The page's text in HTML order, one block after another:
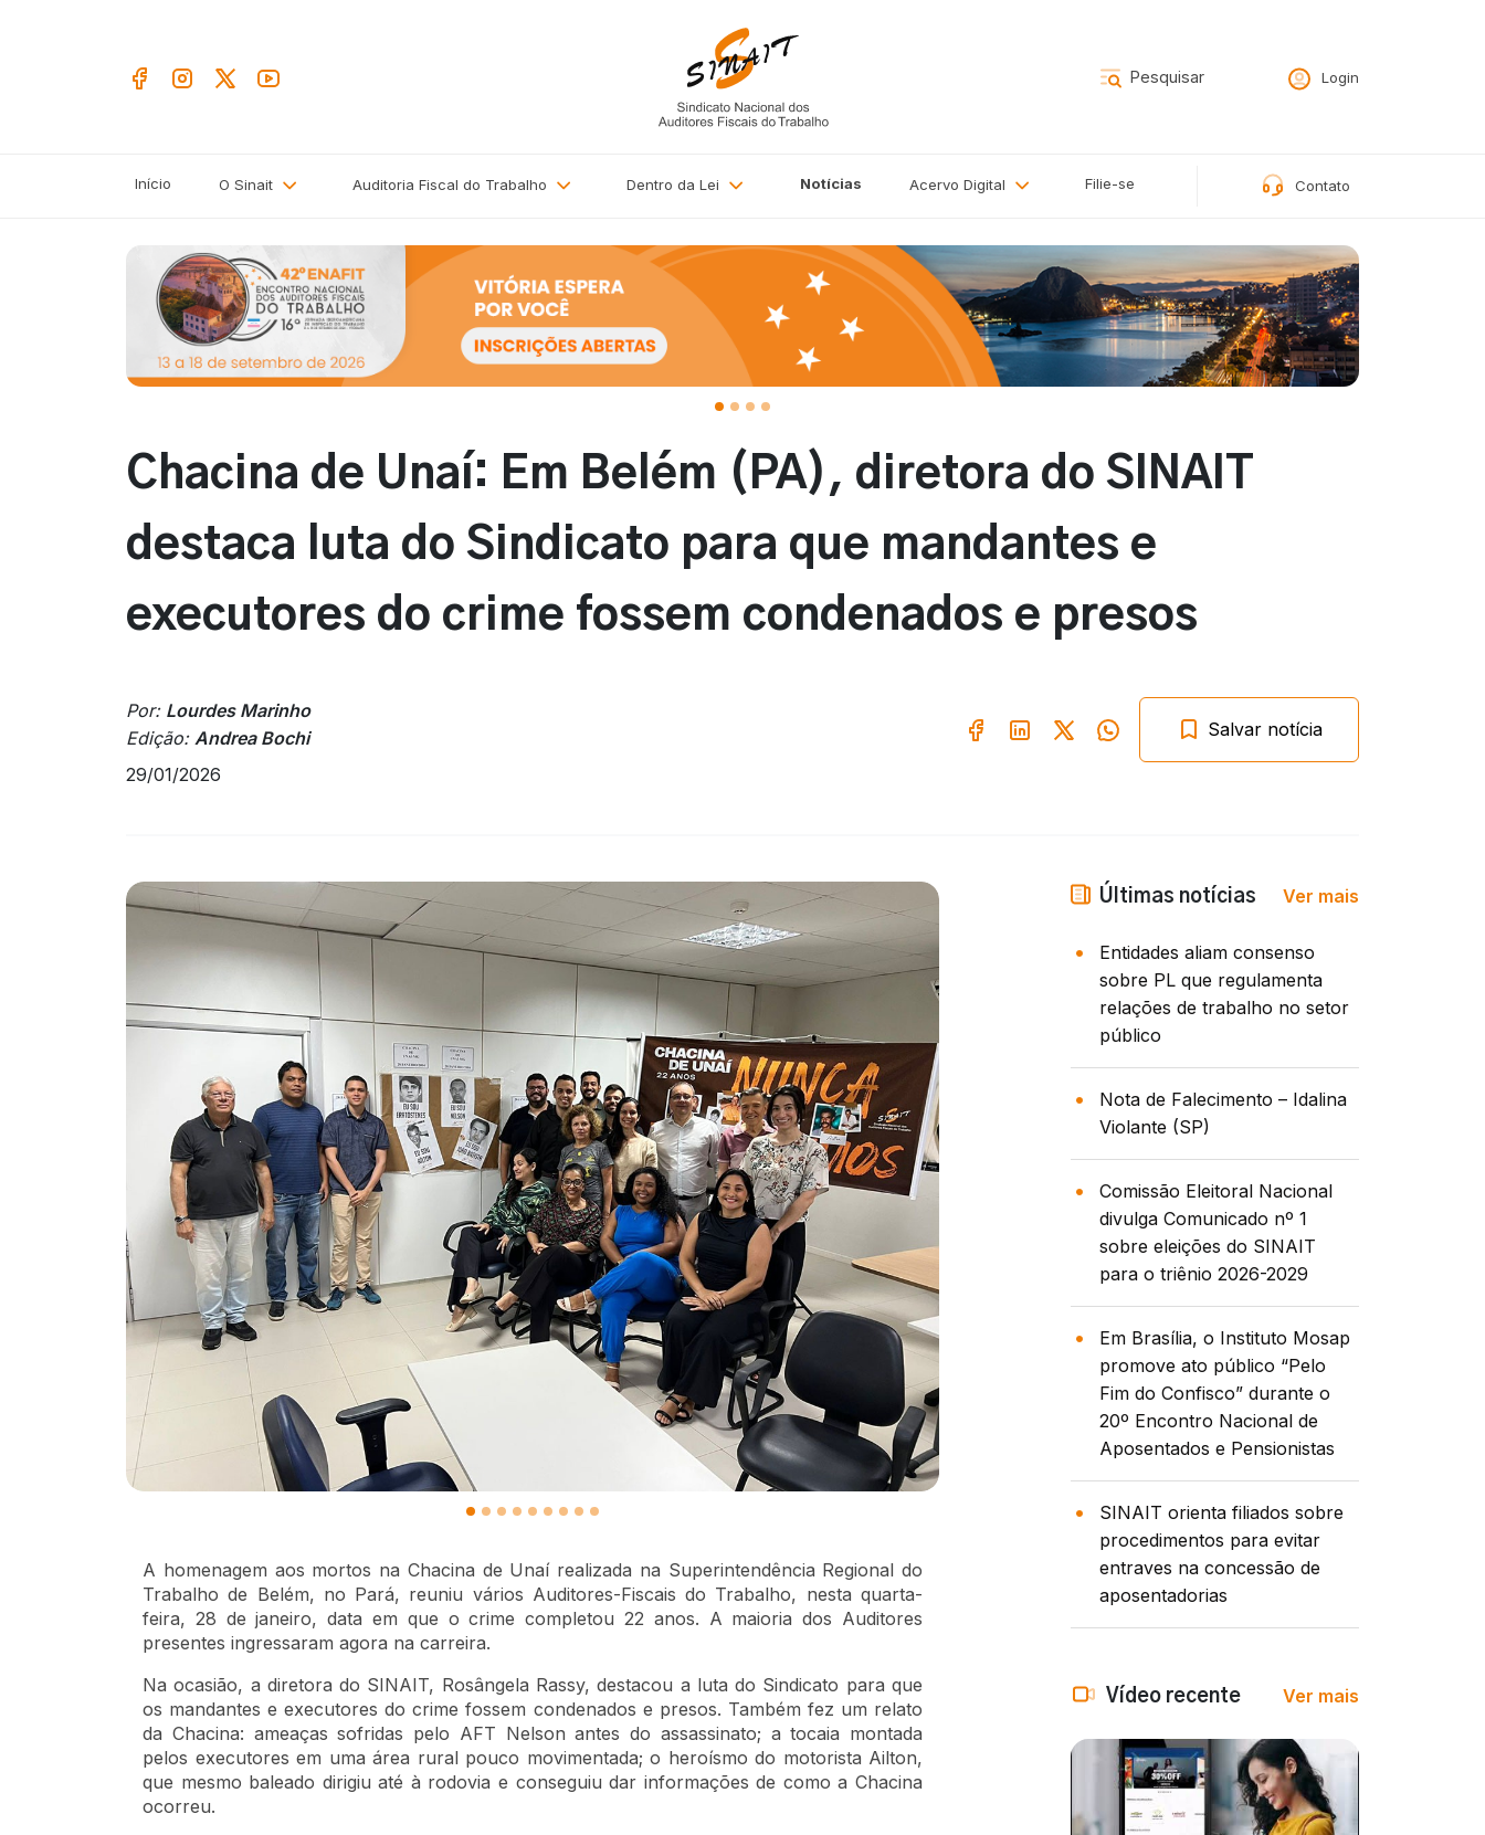
Login
Início O Sinait Auditoria Fiscal do Trabalho Dentro da Lei Notícias Acervo Digital Filie-se Contato
Chacina de Unaí: Em Belém (PA), diretora do SINAIT
destaca luta do Sindicato para que mandantes e
executores do crime fossem condenados e presos
Por: Lourdes Marinho
Edição: Andrea Bochi
29/01/2026
Salvar notícia
A homenagem aos mortos na Chacina de Unaí realizada na Superintendência Regional do
Trabalho de Belém, no Pará, reuniu vários Auditores-Fiscais do Trabalho, nesta quarta-
feira, 28 de janeiro, data em que o crime completou 22 anos. A maioria dos Auditores
presentes ingressaram agora na carreira.
Na ocasião, a diretora do SINAIT, Rosângela Rassy, destacou a luta do Sindicato para que
os mandantes e executores do crime fossem condenados e presos. Também fez um relato
da Chacina: ameaças sofridas pelo AFT Nelson antes do assassinato; a tocaia montada
pelos executores em uma área rural pouco movimentada; o heroísmo do motorista Ailton,
que mesmo baleado dirigiu até à rodovia e conseguiu dar informações de como a Chacina
ocorreu.
Últimas notícias Ver mais
Entidades aliam consenso
sobre PL que regulamenta
relações de trabalho no setor
público
Nota de Falecimento – Idalina
Violante (SP)
Comissão Eleitoral Nacional
divulga Comunicado nº 1
sobre eleições do SINAIT
para o triênio 2026-2029
Em Brasília, o Instituto Mosap
promove ato público “Pelo
Fim do Confisco” durante o
20º Encontro Nacional de
Aposentados e Pensionistas
SINAIT orienta filiados sobre
procedimentos para evitar
entraves na concessão de
aposentadorias
Vídeo recente Ver mais